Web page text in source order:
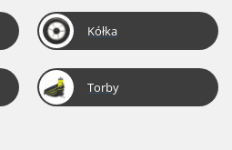
Kółka
Torby